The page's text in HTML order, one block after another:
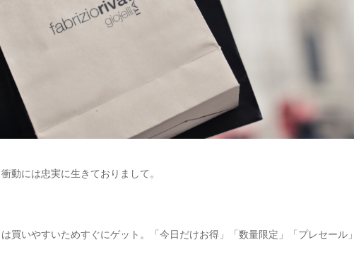
動には忠実に生きておりまして。
買いやすいためすぐにゲット。「今日だけお得」「数量限定」「プレセール